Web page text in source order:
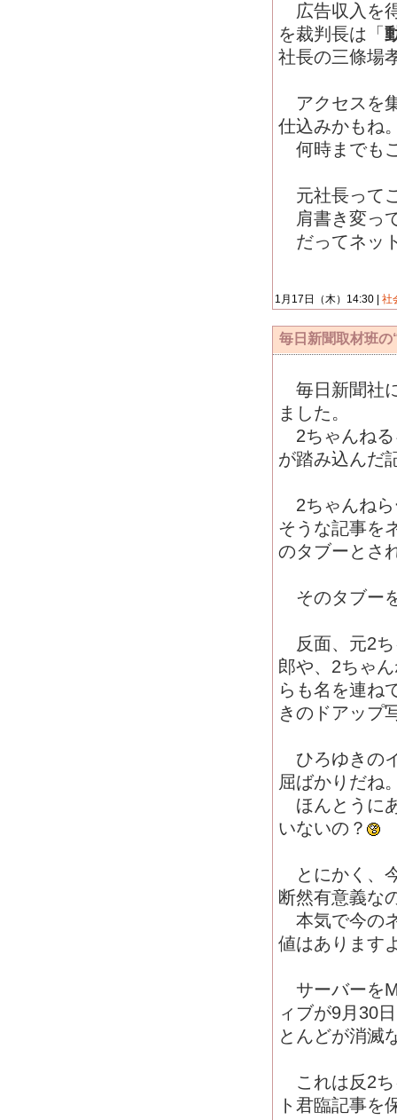
広告収入を
を裁判長は「
社長の三條場
アクセスを
仕込みかもね
何時までも
元社長って
肩書き変っ
だってネッ
1月17日（木）14:30 | 社
毎日新聞取材班の
毎日新聞社
ました。
2ちゃんねる
が踏み込んだ
2ちゃんねら
そうな記事を
のタブーとさ
そのタブー
反面、元2ち
郎や、2ちゃ
らも名を連ね
きのドアップ
ひろゆきの
屈ばかりだね
ほんとうに
いないの？
とにかく、
断然有意義な
本気で今の
値はあります
サーバーを
ィブが9月30
とんどが消滅
これは反2ち
ト君臨記事を